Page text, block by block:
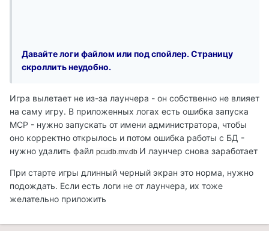
Давайте логи файлом или под спойлер. Страницу
скроллить неудобно.
Игра вылетает не из-за лаунчера - он собственно не влияет
на саму игру. В приложенных логах есть ошибка запуска
MCP - нужно запускать от имени администратора, чтобы
оно корректно открылось и потом ошибка работы с БД -
нужно удалить файл pcudb.mv.db И лаунчер снова заработает
При старте игры длинный черный экран это норма, нужно
подождать. Если есть логи не от лаунчера, их тоже
желательно приложить